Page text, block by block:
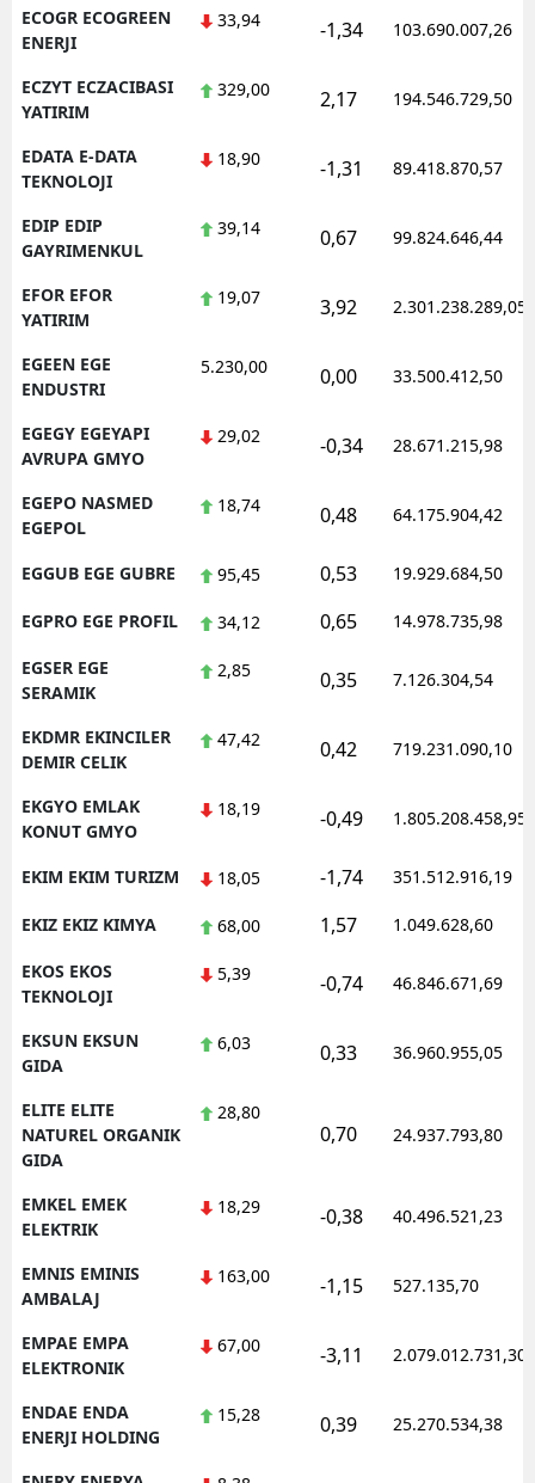
ECOGR ECOGREEN
ENERJI
33,94 -1,34 103.690.007,26
ECZYT ECZACIBASI
YATIRIM
329,00 2,17 194.546.729,50
EDATA E-DATA
TEKNOLOJI
18,90 -1,31 89.418.870,57
EDIP EDIP
GAYRIMENKUL
39,14 0,67 99.824.646,44
EFOR EFOR
YATIRIM
19,07 3,92 2.301.238.289,05
EGEEN EGE
ENDUSTRI
5.230,00 0,00 33.500.412,50
EGEGY EGEYAPI
AVRUPA GMYO
29,02 -0,34 28.671.215,98
EGEPO NASMED
EGEPOL
18,74 0,48 64.175.904,42
EGGUB EGE GUBRE 95,45 0,53 19.929.684,50
EGPRO EGE PROFIL 34,12 0,65 14.978.735,98
EGSER EGE
SERAMIK
2,85 0,35 7.126.304,54
EKDMR EKINCILER
DEMIR CELIK
47,42 0,42 719.231.090,10
EKGYO EMLAK
KONUT GMYO
18,19 -0,49 1.805.208.458,95
EKIM EKIM TURIZM 18,05 -1,74 351.512.916,19
EKIZ EKIZ KIMYA 68,00 1,57 1.049.628,60
EKOS EKOS
TEKNOLOJI
5,39 -0,74 46.846.671,69
EKSUN EKSUN
GIDA
6,03 0,33 36.960.955,05
ELITE ELITE
NATUREL ORGANIK
GIDA
28,80
0,70 24.937.793,80
EMKEL EMEK
ELEKTRIK
18,29 -0,38 40.496.521,23
EMNIS EMINIS
AMBALAJ
163,00 -1,15 527.135,70
EMPAE EMPA
ELEKTRONIK
67,00 -3,11 2.079.012.731,30
ENDAE ENDA
ENERJI HOLDING
15,28 0,39 25.270.534,38